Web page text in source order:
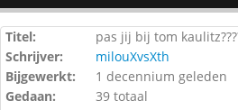
Titel:
pas jij bij tom
Schrijver:
milouXvsXth
Bijgewerkt:
1 decennium geleden
Gedaan:
39 totaal